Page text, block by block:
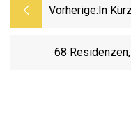
Vorherige: In
68 Residenzen,